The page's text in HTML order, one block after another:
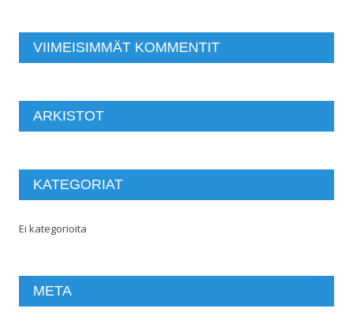
VIIMEISIMMÄT KOMMENTIT
ARKISTOT
KATEGORIAT
Ei kategorioita
META